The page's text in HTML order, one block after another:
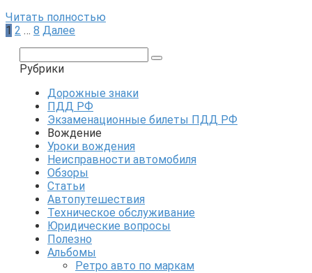
Читать полностью
Пагинация
1 2 … 8 Далее
Рубрики
Дорожные знаки
ПДД РФ
Экзаменационные билеты ПДД РФ
Вождение
Уроки вождения
Неисправности автомобиля
Обзоры
Статьи
Автопутешествия
Техническое обслуживание
Юридические вопросы
Полезно
Альбомы
Ретро авто по маркам